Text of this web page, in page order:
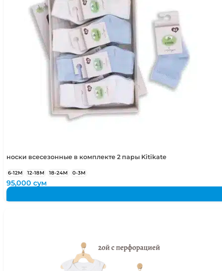
носки всесезонные в комплекте 2 пары Kitikate
6-12М 12-18М 18-24М 0-3М
95,000сум